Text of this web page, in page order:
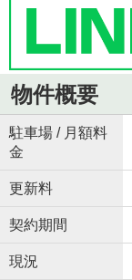
物件概要
駐車場 / 月額料
金
更新料
契約期間
現況